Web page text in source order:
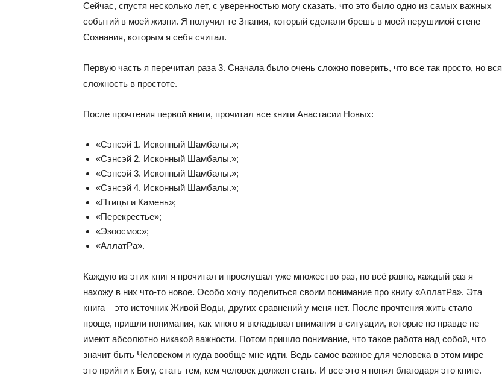
Сейчас, спустя несколько лет, с уверенностью могу сказать, что это было одно из самых важных
событий в моей жизни. Я получил те Знания, который сделали брешь в моей нерушимой стене
Сознания, которым я себя считал.
Первую часть я перечитал раза 3. Сначала было очень сложно поверить, что все так просто, но вся
сложность в простоте.
После прочтения первой книги, прочитал все книги Анастасии Новых:
«Сэнсэй 1. Исконный Шамбалы.»;
«Сэнсэй 2. Исконный Шамбалы.»;
«Сэнсэй 3. Исконный Шамбалы.»;
«Сэнсэй 4. Исконный Шамбалы.»;
«Птицы и Камень»;
«Перекрестье»;
«Эзоосмос»;
«АллатРа».
Каждую из этих книг я прочитал и прослушал уже множество раз, но всё равно, каждый раз я
нахожу в них что-то новое. Особо хочу поделиться своим понимание про книгу «АллатРа». Эта
книга – это источник Живой Воды, других сравнений у меня нет. После прочтения жить стало
проще, пришли понимания, как много я вкладывал внимания в ситуации, которые по правде не
имеют абсолютно никакой важности. Потом пришло понимание, что такое работа над собой, что
значит быть Человеком и куда вообще мне идти. Ведь самое важное для человека в этом мире –
это прийти к Богу, стать тем, кем человек должен стать. И все это я понял благодаря это книге.